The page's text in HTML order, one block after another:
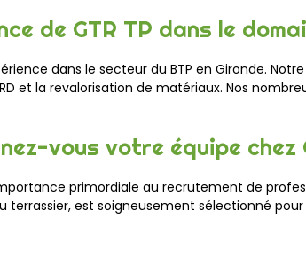
de GTR TP dans le
dans le secteur du BTP en Gironde.
et la revalorisation de matériaux. Nos
vous votre équipe chez
primordiale au recrutement de
terrassier, est soigneusement sélectionné